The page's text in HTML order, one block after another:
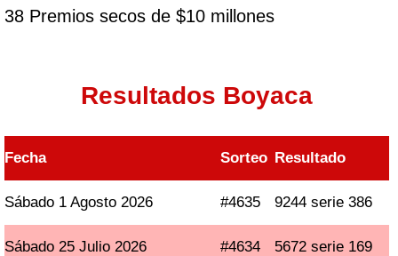
38 Premios secos de $10 millones
Resultados Boyaca
Fecha Sorteo Resultado
Sábado 1 Agosto 2026 #4635 9244 serie 386
Sábado 25 Julio 2026 #4634 5672 serie 169